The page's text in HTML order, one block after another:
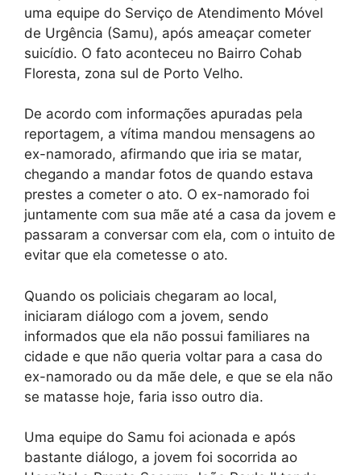
uma equipe do Serviço de Atendimento Móvel
de Urgência (Samu), após ameaçar cometer
suicídio. O fato aconteceu no Bairro Cohab
Floresta, zona sul de Porto Velho.
De acordo com informações apuradas pela
reportagem, a vítima mandou mensagens ao
ex-namorado, afirmando que iria se matar,
chegando a mandar fotos de quando estava
prestes a cometer o ato. O ex-namorado foi
juntamente com sua mãe até a casa da jovem e
passaram a conversar com ela, com o intuito de
evitar que ela cometesse o ato.
Quando os policiais chegaram ao local,
iniciaram diálogo com a jovem, sendo
informados que ela não possui familiares na
cidade e que não queria voltar para a casa do
ex-namorado ou da mãe dele, e que se ela não
se matasse hoje, faria isso outro dia.
Uma equipe do Samu foi acionada e após
bastante diálogo, a jovem foi socorrida ao